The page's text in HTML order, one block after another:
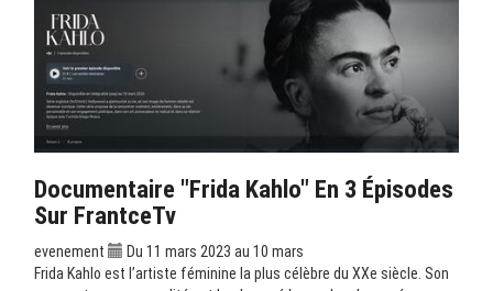
Documentaire "Frida Kahlo" En 3 Épisodes
Sur FrantceTv
evenement
Du 11 mars 2023 au 10 mars
Frida Kahlo est l’artiste féminine la plus célèbre du XXe siècle. Son